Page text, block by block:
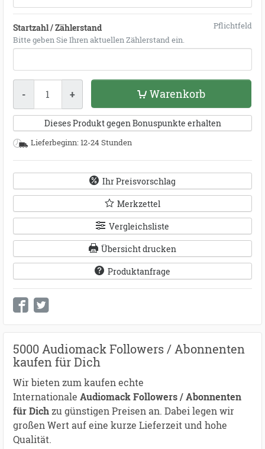
Startzahl / Zählerstand
Pflichtfeld
Bitte geben Sie Ihren aktuellen Zählerstand ein.
- + Warenkorb
Dieses Produkt gegen Bonuspunkte erhalten
Lieferbeginn: 12-24 Stunden
Ihr Preisvorschlag
Merkzettel
Vergleichsliste
Übersicht drucken
Produktanfrage
5000 Audiomack Followers / Abonnenten
kaufen für Dich
Wir bieten zum kaufen echte
Internationale Audiomack Followers / Abonnenten
für Dich zu günstigen Preisen an. Dabei legen wir
großen Wert auf eine kurze Lieferzeit und hohe
Qualität.